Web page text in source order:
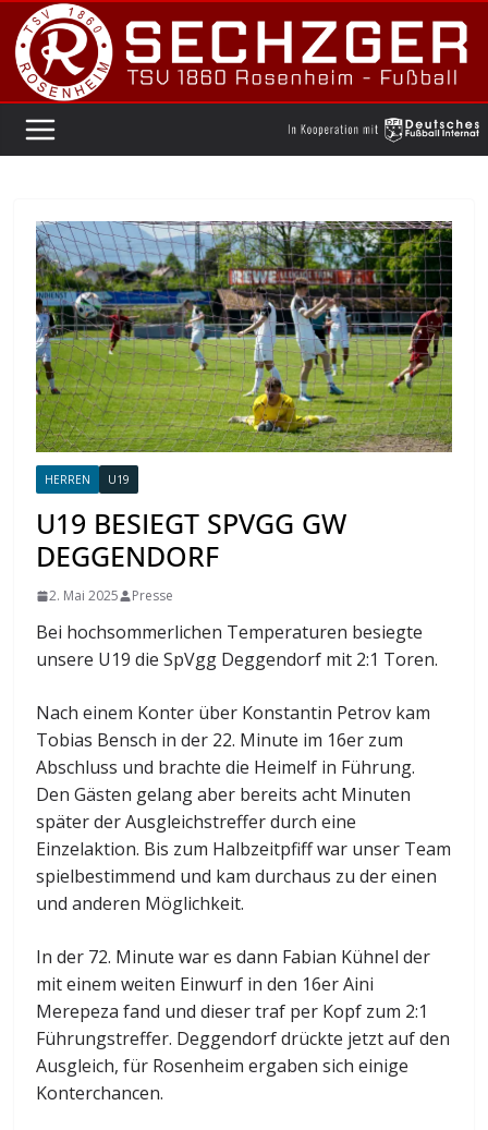
Zum
Inhalt
springen
HERREN U19
U19 BESIEGT SPVGG GW
DEGGENDORF
2. Mai 2025 Presse
Bei hochsommerlichen Temperaturen besiegte
unsere U19 die SpVgg Deggendorf mit 2:1 Toren.
Nach einem Konter über Konstantin Petrov kam
Tobias Bensch in der 22. Minute im 16er zum
Abschluss und brachte die Heimelf in Führung.
Den Gästen gelang aber bereits acht Minuten
später der Ausgleichstreffer durch eine
Einzelaktion. Bis zum Halbzeitpfiff war unser Team
spielbestimmend und kam durchaus zu der einen
und anderen Möglichkeit.
In der 72. Minute war es dann Fabian Kühnel der
mit einem weiten Einwurf in den 16er Aini
Merepeza fand und dieser traf per Kopf zum 2:1
Führungstreffer. Deggendorf drückte jetzt auf den
Ausgleich, für Rosenheim ergaben sich einige
Konterchancen.